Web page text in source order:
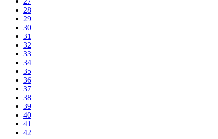
28
29
30
31
32
33
34
35
36
37
38
39
40
41
42